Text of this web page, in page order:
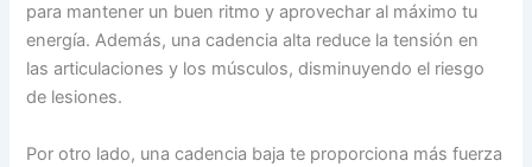
para mantener un buen ritmo y aprovechar al máximo tu
energía. Además, una cadencia alta reduce la tensión en
las articulaciones y los músculos, disminuyendo el riesgo
de lesiones.
Por otro lado, una cadencia baja te proporciona más fuerza